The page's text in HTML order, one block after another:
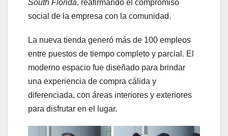
South Florida, reafirmando el compromiso
social de la empresa con la comunidad.
La nueva tienda generó más de 100 empleos
entre puestos de tiempo completo y parcial. El
moderno espacio fue diseñado para brindar
una experiencia de compra cálida y
diferenciada, con áreas interiores y exteriores
para disfrutar en el lugar.